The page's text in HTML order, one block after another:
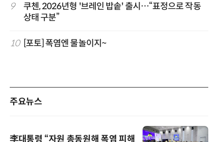
9
쿠첸, 2026년형 '브레인 밥솥' 출시…“표정으로 작동
상태 구분”
10 [포토] 폭염엔 물놀이지~
주요뉴스
李대통령 “자원 총동원해 폭염 피해